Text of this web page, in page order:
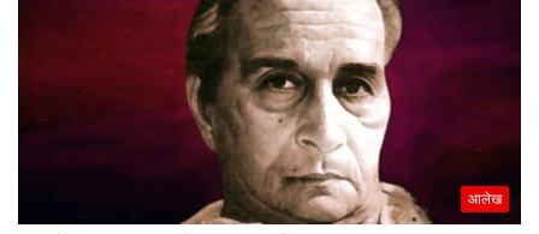
आलेख